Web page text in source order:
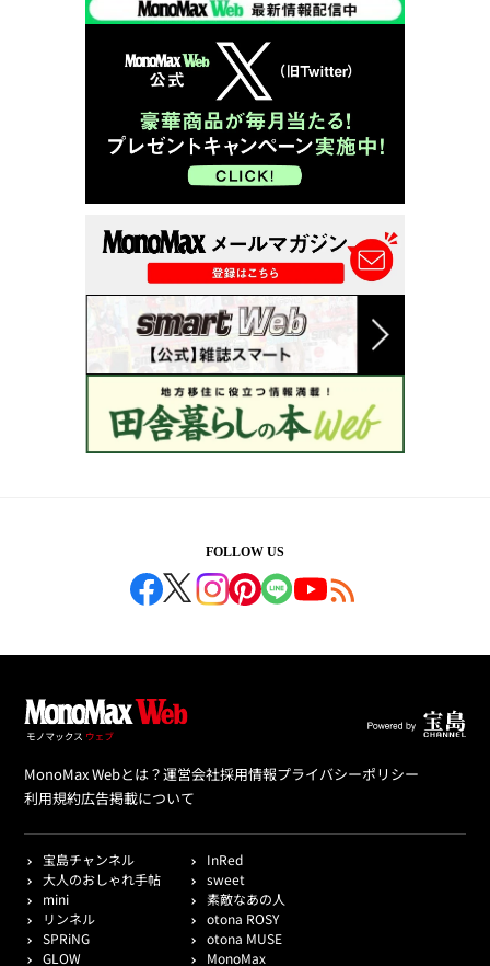
FOLLOW US
MonoMax Webとは？運営会社採用情報プライバシーポリシー
利用規約広告掲載について
宝島チャンネル
InRed
大人のおしゃれ手帖
sweet
mini
素敵なあの人
リンネル
otona ROSY
SPRiNG
otona MUSE
GLOW
MonoMax